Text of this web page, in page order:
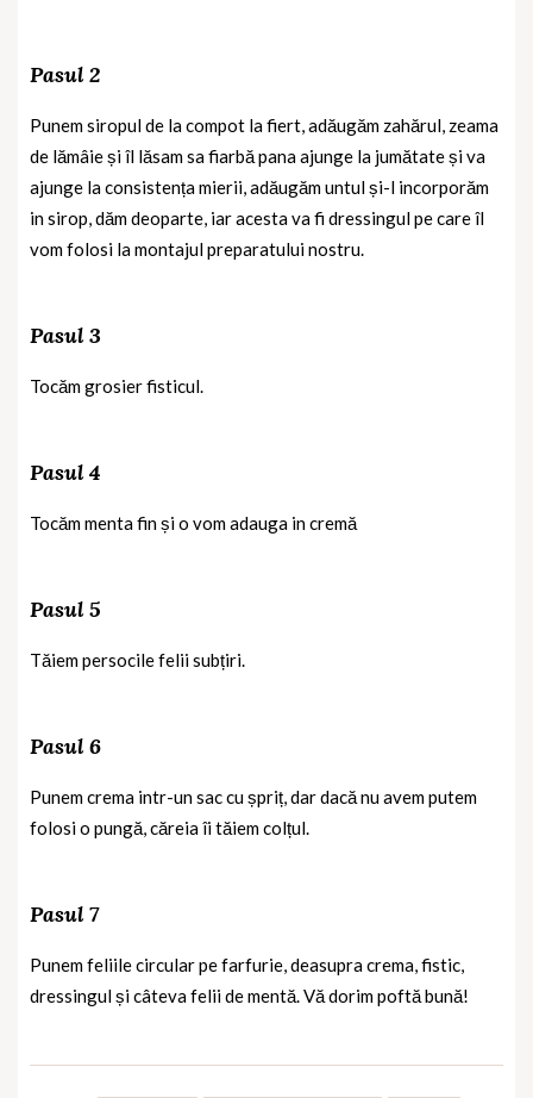
Pasul 2
Punem siropul de la compot la fiert, adăugăm zahărul, zeama
de lămâie și îl lăsam sa fiarbă pana ajunge la jumătate și va
ajunge la consistența mierii, adăugăm untul și-l incorporăm
in sirop, dăm deoparte, iar acesta va fi dressingul pe care îl
vom folosi la montajul preparatului nostru.
Pasul 3
Tocăm grosier fisticul.
Pasul 4
Tocăm menta fin și o vom adauga in cremă
Pasul 5
Tăiem persocile felii subțiri.
Pasul 6
Punem crema intr-un sac cu șpriț, dar dacă nu avem putem
folosi o pungă, căreia îi tăiem colțul.
Pasul 7
Punem feliile circular pe farfurie, deasupra crema, fistic,
dressingul și câteva felii de mentă. Vă dorim poftă bună!